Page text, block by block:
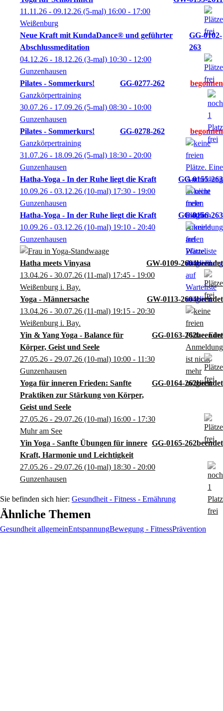
Hatha meets Vinyasa
GW-0109-2604
13.04.26 - 30.07.26 (11-mal) 17:45 - 19:00
Weißenburg i. Bay.
Yoga - Männersache
GW-0113-2604
13.04.26 - 30.07.26 (11-mal) 19:15 - 20:30
Weißenburg i. Bay.
Yin & Yang Yoga - Balance für
Körper, Geist und Seele
GG-0163-262
27.05.26 - 29.07.26 (10-mal) 10:00 - 11:30
Gunzenhausen
Yoga für inneren Frieden: Sanfte
Praktiken zur Stärkung von Körper,
Geist und Seele
GG-0164-262
27.05.26 - 29.07.26 (10-mal) 16:00 - 17:30
Muhr am See
Yin Yoga - Sanfte Übungen für innere
Kraft, Harmonie und Leichtigkeit
GG-0165-262
27.05.26 - 29.07.26 (10-mal) 18:30 - 20:00
Gunzenhausen
Pilates - Sommerkurs!
GG-0277-262
Ganzkörpertraining
30.07.26 - 17.09.26 (5-mal) 08:30 - 10:00
Gunzenhausen
Pilates - Sommerkurs!
GG-0278-262
Ganzkörpertraining
31.07.26 - 18.09.26 (5-mal) 18:30 - 20:00
Gunzenhausen
Hatha-Yoga - In der Ruhe liegt die Kraft
GG-0155-263
10.09.26 - 03.12.26 (10-mal) 17:30 - 19:00
Gunzenhausen
Hatha-Yoga - In der Ruhe liegt die Kraft
GG-0156-263
10.09.26 - 03.12.26 (10-mal) 19:10 - 20:40
Gunzenhausen
11.11.26 - 09.12.26 (5-mal) 16:00 - 17:00
Weißenburg
Neue Kraft mit KundaDance® und geführter
Abschlussmeditation
GG-0102-
263
04.12.26 - 18.12.26 (3-mal) 10:30 - 12:00
Gunzenhausen
Gesundheit - Fitness - Ernährung
Ähnliche Themen
Gesundheit allgemeinEntspannungBewegung - FitnessPrävention